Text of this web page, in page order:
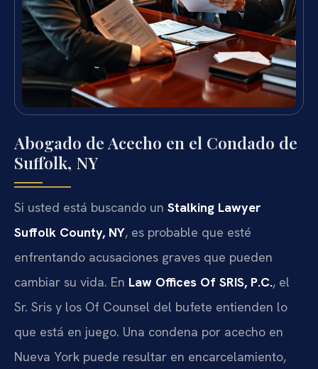
Abogado de Acecho en el Condado de
Suffolk, NY
Si usted está buscando un Stalking Lawyer
Suffolk County, NY, es probable que esté
enfrentando acusaciones graves que pueden
cambiar su vida. En Law Offices Of SRIS, P.C., el
Sr. Sris y los Of Counsel del bufete entienden lo
que está en juego. Una condena por acecho en
Nueva York puede resultar en encarcelamiento,